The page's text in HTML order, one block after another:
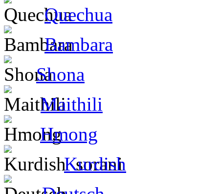
Quechua
Bambara
Shona
Maithili
Hmong
Kurdish